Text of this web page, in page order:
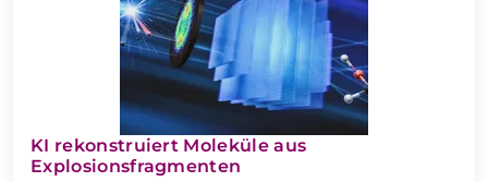
KI rekonstruiert Moleküle aus
Explosionsfragmenten